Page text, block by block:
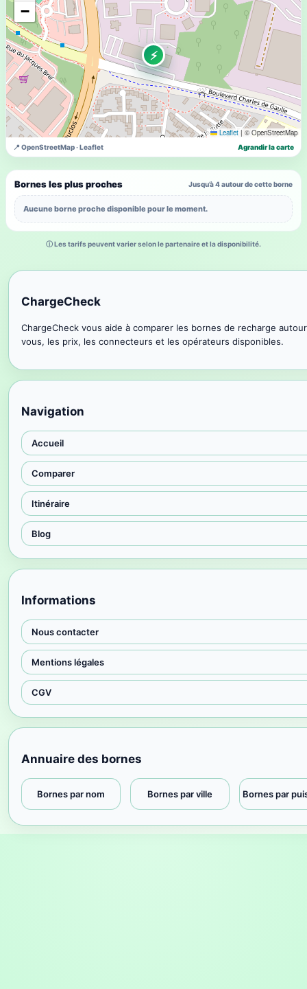
⚡
−
Leaflet | © OpenStreetMap
📍 OpenStreetMap · Leaflet Agrandir la carte
Bornes les plus proches Jusqu’à 4 autour de cette borne
Aucune borne proche disponible pour le moment.
ⓘ Les tarifs peuvent varier selon le partenaire et la disponibilité.
ChargeCheck
ChargeCheck vous aide à comparer les bornes de recharge
vous, les prix, les connecteurs et les opérateurs disponibles.
Navigation
Accueil
Comparer
Itinéraire
Blog
Informations
Nous contacter
Mentions légales
CGV
Annuaire des bornes
Bornes par nom Bornes par ville Bornes par